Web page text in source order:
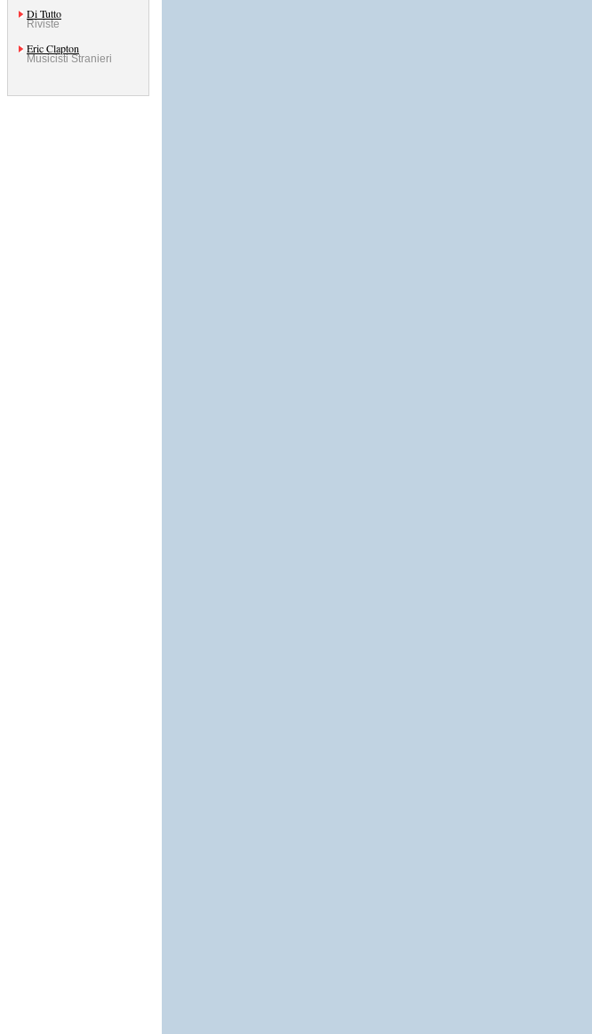
Di Tutto
Riviste
Eric Clapton
Musicisti Stranieri